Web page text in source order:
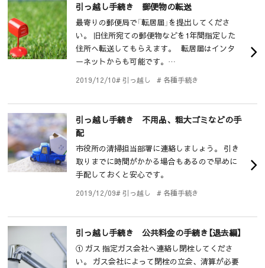
引っ越し手続き 郵便物の転送
最寄りの郵便局で「転居届」を提出してくださ
い。 旧住所宛ての郵便物などを1年間指定した
住所へ転送してもらえます。 転居届はインタ
ーネットからも可能です。…
2019/12/10# 引っ越し # 各種手続き
引っ越し手続き 不用品、粗大ゴミなどの手
配
市役所の清掃担当部署に連絡しましょう。 引き
取りまでに時間がかかる場合もあるので早めに
手配しておくと安心です。
2019/12/09# 引っ越し # 各種手続き
引っ越し手続き 公共料金の手続き【退去編】
① ガス 指定ガス会社へ連絡し閉栓してくださ
い。 ガス会社によって閉栓の立会、清算が必要